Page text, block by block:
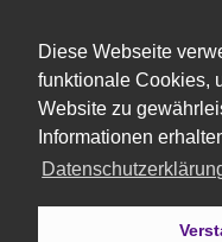
Diese Webseite
funktionale Cookies,
Website zu
Informationen